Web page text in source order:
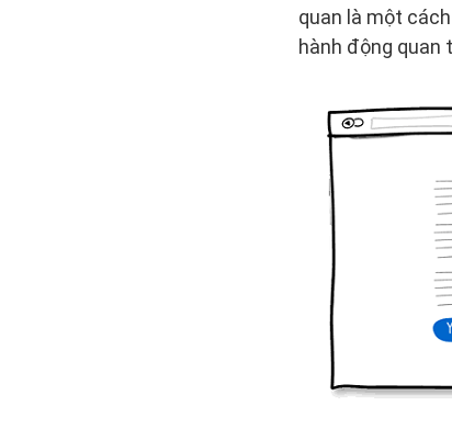
quan là một
hành động quan